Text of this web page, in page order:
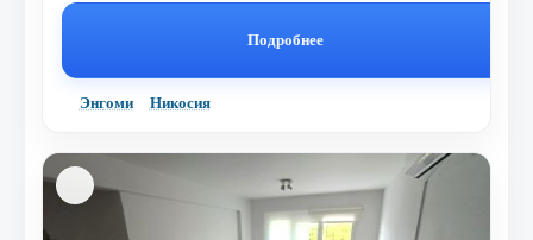
Подробнее
Энгоми Никосия